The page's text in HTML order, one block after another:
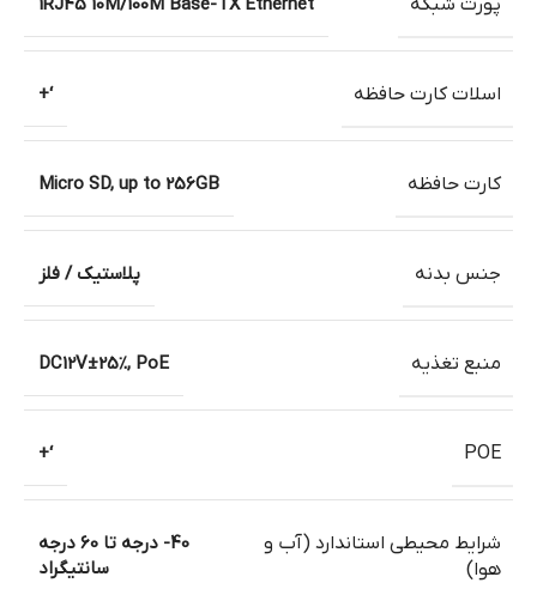
اسلات کارت حافظه ‘+
کارت حافظه Micro SD, up to 256GB
جنس بدنه پلاستیک / فلز
منبع تغذیه DC12V±25%, PoE
POE
‘+
شرایط محیطی استاندارد (آب و
هوا)
40- درجه تا 60 درجه
سانتیگراد